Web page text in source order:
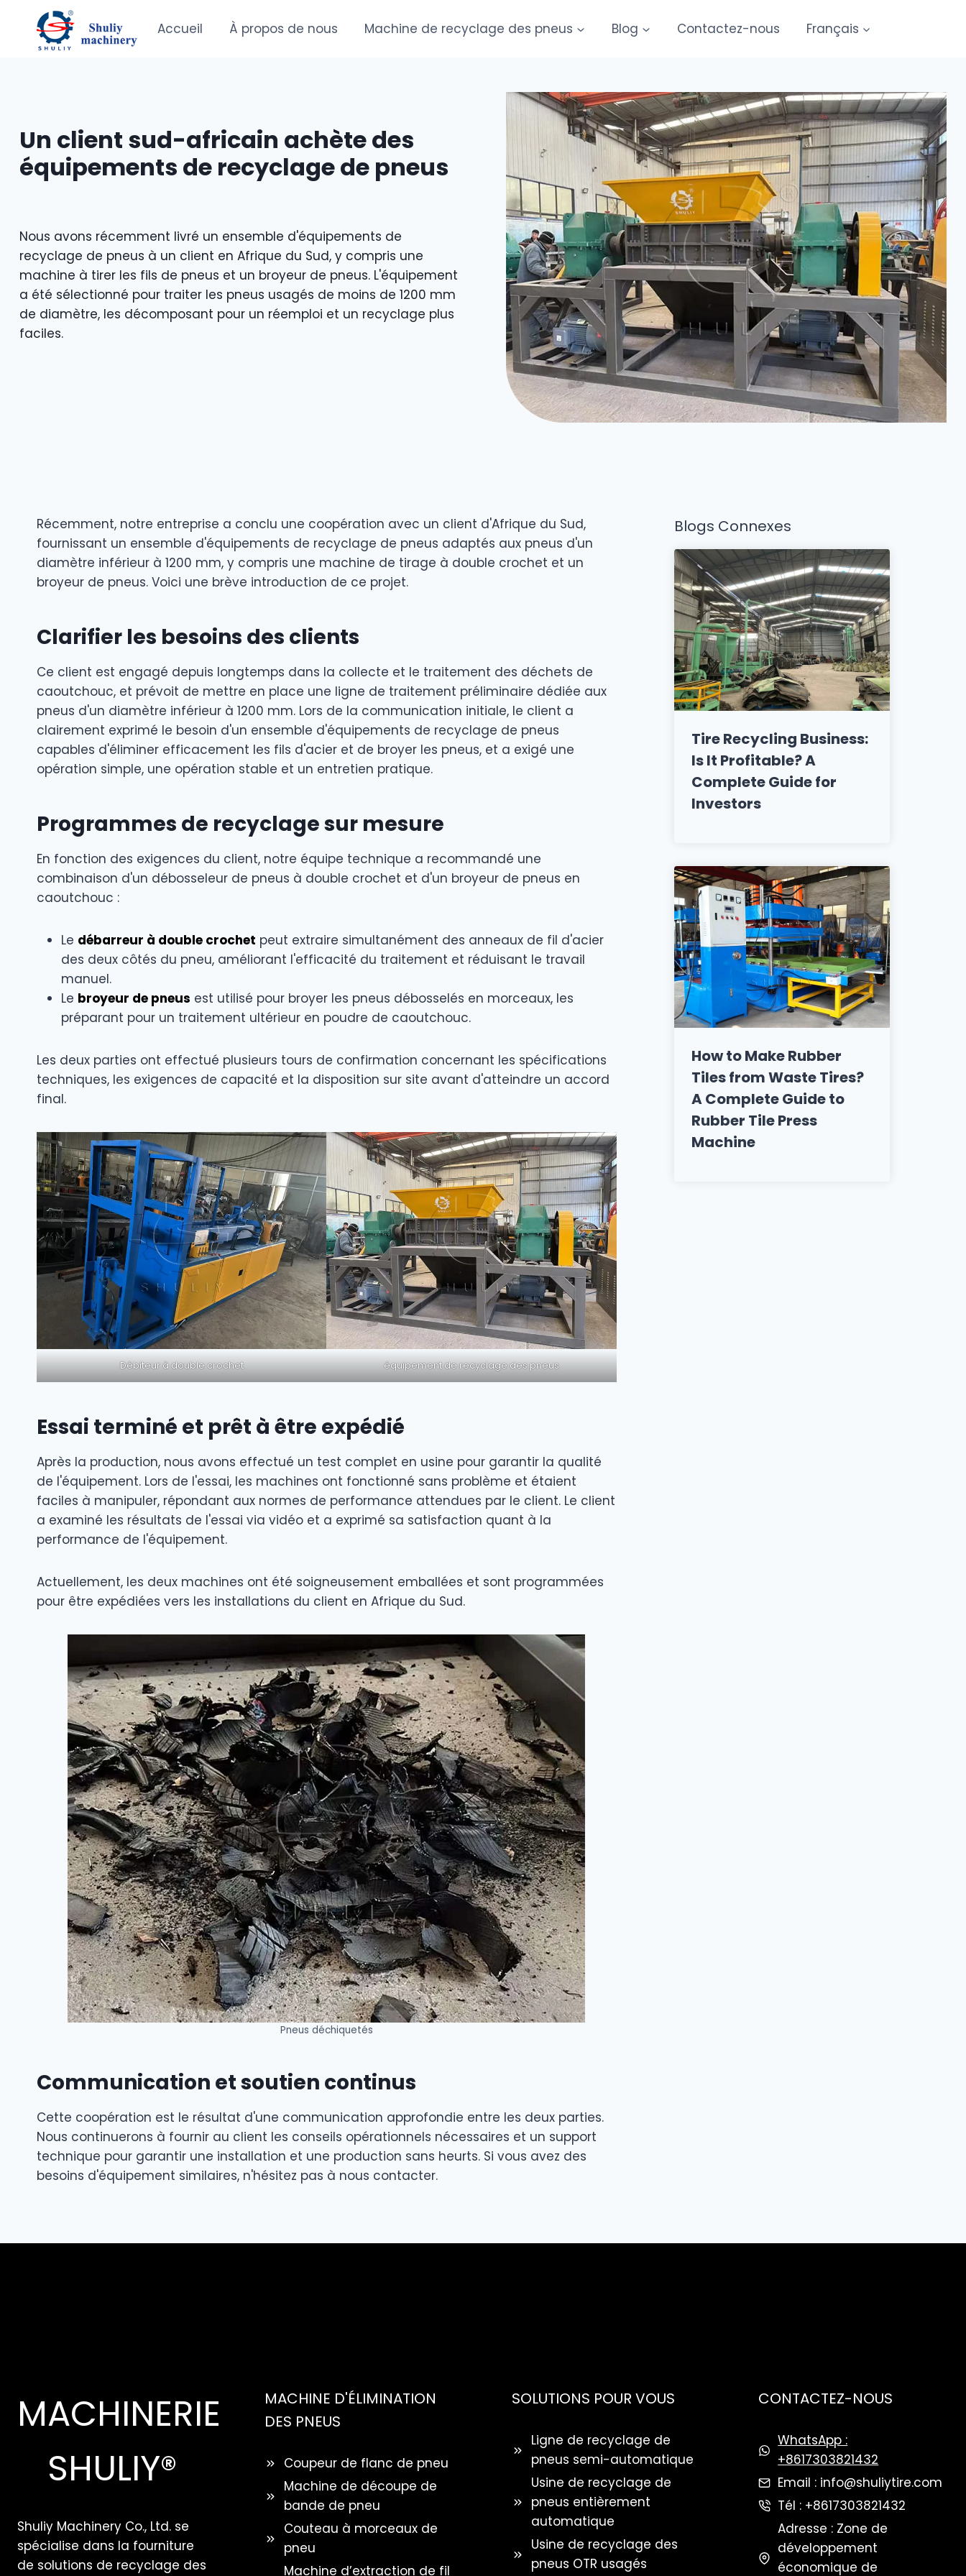
contenu
Accueil À propos de nous Machine de recyclage des pneus Blog Contactez-nous Français
Un client sud-africain achète des
équipements de recyclage de pneus
Nous avons récemment livré un ensemble d'équipements de
recyclage de pneus à un client en Afrique du Sud, y compris une
machine à tirer les fils de pneus et un broyeur de pneus. L'équipement
a été sélectionné pour traiter les pneus usagés de moins de 1200 mm
de diamètre, les décomposant pour un réemploi et un recyclage plus
faciles.
Récemment, notre entreprise a conclu une coopération avec un client d'Afrique du Sud,
fournissant un ensemble d'équipements de recyclage de pneus adaptés aux pneus d'un
diamètre inférieur à 1200 mm, y compris une machine de tirage à double crochet et un
broyeur de pneus. Voici une brève introduction de ce projet.
Clarifier les besoins des clients
Ce client est engagé depuis longtemps dans la collecte et le traitement des déchets de
caoutchouc, et prévoit de mettre en place une ligne de traitement préliminaire dédiée aux
pneus d'un diamètre inférieur à 1200 mm. Lors de la communication initiale, le client a
clairement exprimé le besoin d'un ensemble d'équipements de recyclage de pneus
capables d'éliminer efficacement les fils d'acier et de broyer les pneus, et a exigé une
opération simple, une opération stable et un entretien pratique.
Programmes de recyclage sur mesure
En fonction des exigences du client, notre équipe technique a recommandé une
combinaison d'un débosseleur de pneus à double crochet et d'un broyeur de pneus en
caoutchouc :
Le débarreur à double crochet peut extraire simultanément des anneaux de fil d'acier
des deux côtés du pneu, améliorant l'efficacité du traitement et réduisant le travail
manuel.
Le broyeur de pneus est utilisé pour broyer les pneus débosselés en morceaux, les
préparant pour un traitement ultérieur en poudre de caoutchouc.
Les deux parties ont effectué plusieurs tours de confirmation concernant les spécifications
techniques, les exigences de capacité et la disposition sur site avant d'atteindre un accord
final.
Débiteur à double crochet équipement de recyclage des pneus
Essai terminé et prêt à être expédié
Après la production, nous avons effectué un test complet en usine pour garantir la qualité
de l'équipement. Lors de l'essai, les machines ont fonctionné sans problème et étaient
faciles à manipuler, répondant aux normes de performance attendues par le client. Le client
a examiné les résultats de l'essai via vidéo et a exprimé sa satisfaction quant à la
performance de l'équipement.
Actuellement, les deux machines ont été soigneusement emballées et sont programmées
pour être expédiées vers les installations du client en Afrique du Sud.
Pneus déchiquetés
Communication et soutien continus
Cette coopération est le résultat d'une communication approfondie entre les deux parties.
Nous continuerons à fournir au client les conseils opérationnels nécessaires et un support
technique pour garantir une installation et une production sans heurts. Si vous avez des
besoins d'équipement similaires, n'hésitez pas à nous contacter.
Blogs Connexes
Tire Recycling Business:
Is It Profitable? A
Complete Guide for
Investors
How to Make Rubber
Tiles from Waste Tires?
A Complete Guide to
Rubber Tile Press
Machine
MACHINERIE
SHULIY®
Shuliy Machinery Co., Ltd. se
spécialise dans la fourniture
de solutions de recyclage des
MACHINE D'ÉLIMINATION
DES PNEUS
Coupeur de flanc de pneu
Machine de découpe de
bande de pneu
Couteau à morceaux de
pneu
Machine d’extraction de fil
SOLUTIONS POUR VOUS
Ligne de recyclage de
pneus semi-automatique
Usine de recyclage de
pneus entièrement
automatique
Usine de recyclage des
pneus OTR usagés
CONTACTEZ-NOUS
WhatsApp :
+8617303821432
Email : info@shuliytire.com
Tél : +8617303821432
Adresse : Zone de
développement
économique de